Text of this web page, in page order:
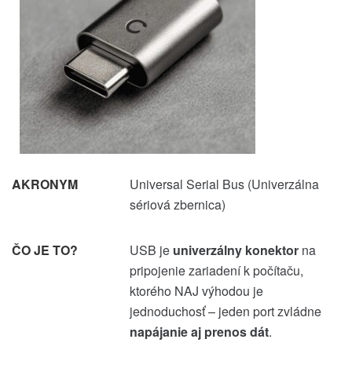
AKRONYM
Universal Serial Bus (Univerzálna
sériová zbernica)
ČO JE TO? USB je univerzálny konektor na
pripojenie zariadení k počítaču,
ktorého NAJ výhodou je
jednoduchosť – jeden port zvládne
napájanie aj prenos dát.